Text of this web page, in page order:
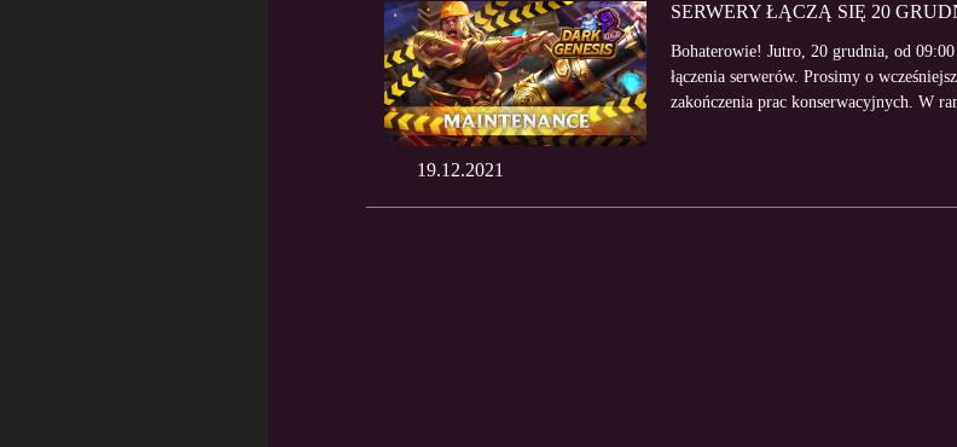
19.12.2021
SERWERY ŁĄCZĄ SIĘ 20
Bohaterowie! Jutro, 20 grudnia, od
łączenia serwerów. Prosimy o
zakończenia prac konserwacyjnych. W